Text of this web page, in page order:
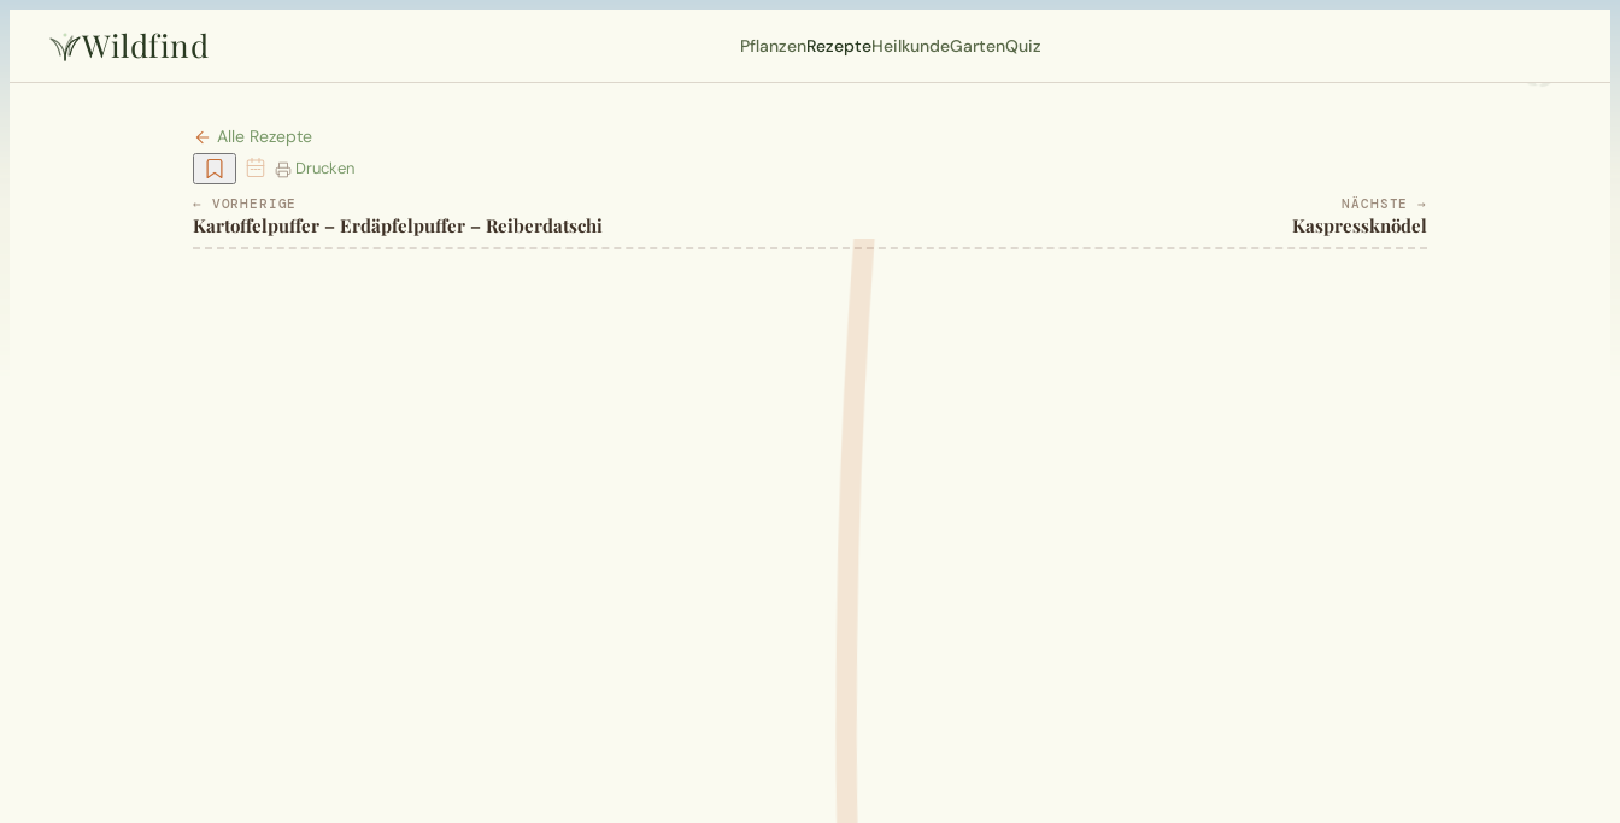
Wildfind PflanzenRezepteHeilkundeGartenQuiz
Alle Rezepte
Drucken
← VORHERIGE
Kartoffelpuffer – Erdäpfelpuffer – Reiberdatschi
NÄCHSTE →
Kaspressknödel